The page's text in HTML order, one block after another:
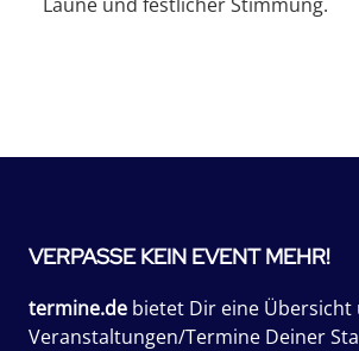
VERPASSE KEIN EVENT MEHR!
termine.de bietet Dir eine Übersicht
Veranstaltungen/Termine Deiner